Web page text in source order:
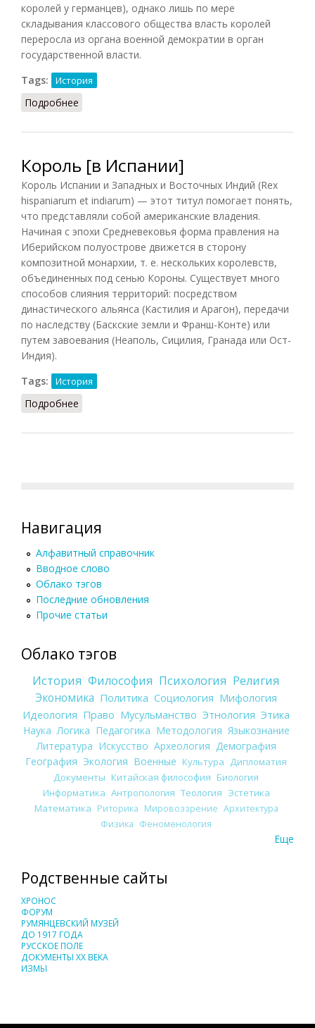
королей у германцев), однако лишь по мере
складывания классового общества власть королей
переросла из органа военной демократии в орган
государственной власти.
Tags:
История
Подробнее
Король [в Испании]
Король Испании и Западных и Восточных Индий (Rex
hispaniarum et indiarum) — этот титул помогает понять,
что представляли собой американские владения.
Начиная с эпохи Средневековья форма правления на
Иберийском полуострове движется в сторону
композитной монархии, т. е. нескольких королевств,
объединенных под сенью Короны. Существует много
способов слияния территорий: посредством
династического альянса (Кастилия и Арагон), передачи
по наследству (Баскские земли и Франш-Конте) или
путем завоевания (Неаполь, Сицилия, Гранада или Ост-
Индия).
Tags:
История
Подробнее
Навигация
Алфавитный справочник
Вводное слово
Облако тэгов
Последние обновления
Прочие статьи
Облако тэгов
История Философия Психология Религия
Экономика Политика Социология Мифология
Идеология Право Мусульманство Этнология Этика
Наука Логика Педагогика Методология Языкознание
Литература Искусство Археология Демография
География Экология Военные Культура
Дипломатия
Документы Китайская философия Биология
Информатика Антропология Теология Эстетика
Математика Риторика Мировоззрение Архитектура
Физика Феноменология
Еще
Родственные сайты
ХРОНОС
ФОРУМ
РУМЯНЦЕВСКИЙ МУЗЕЙ
ДО 1917 ГОДА
РУССКОЕ ПОЛЕ
ДОКУМЕНТЫ XX ВЕКА
ИЗМЫ